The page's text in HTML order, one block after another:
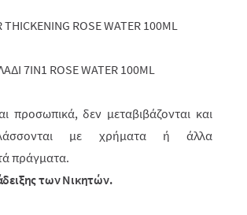
THICKENING ROSE WATER 100ML
7IN1 ROSE WATER 100ML
προσωπικά, δεν μεταβιβάζονται και
με χρή­ματα ή άλλα
πράγματα.
των Νικητών.